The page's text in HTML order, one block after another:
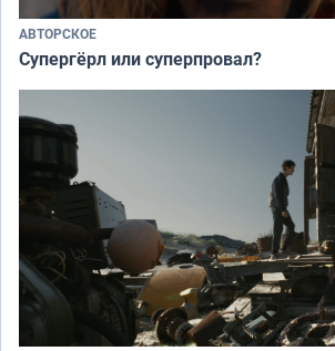
АВТОРСКОЕ
Супергёрл или суперпровал?